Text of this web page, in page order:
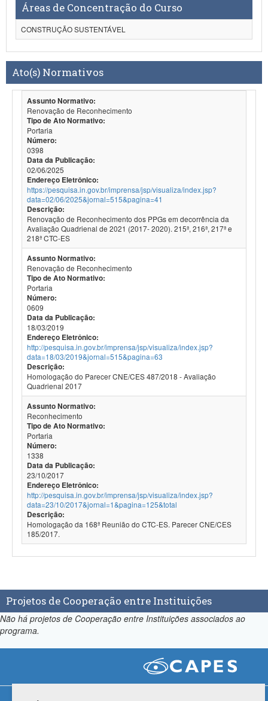
Áreas de Concentração do Curso
CONSTRUÇÃO SUSTENTÁVEL
Ato(s) Normativos
Assunto Normativo:
Renovação de Reconhecimento
Tipo de Ato Normativo:
Portaria
Número:
0398
Data da Publicação:
02/06/2025
Endereço Eletrônico:
https://pesquisa.in.gov.br/imprensa/jsp/visualiza/index.jsp?
data=02/06/2025&jornal=515&pagina=41
Descrição:
Renovação de Reconhecimento dos PPGs em decorrência da
Avaliação Quadrienal de 2021 (2017- 2020). 215ª, 216ª, 217ª e
218ª CTC-ES
Assunto Normativo:
Renovação de Reconhecimento
Tipo de Ato Normativo:
Portaria
Número:
0609
Data da Publicação:
18/03/2019
Endereço Eletrônico:
http://pesquisa.in.gov.br/imprensa/jsp/visualiza/index.jsp?
data=18/03/2019&jornal=515&pagina=63
Descrição:
Homologação do Parecer CNE/CES 487/2018 - Avaliação
Quadrienal 2017
Assunto Normativo:
Reconhecimento
Tipo de Ato Normativo:
Portaria
Número:
1338
Data da Publicação:
23/10/2017
Endereço Eletrônico:
http://pesquisa.in.gov.br/imprensa/jsp/visualiza/index.jsp?
data=23/10/2017&jornal=1&pagina=125&total
Descrição:
Homologação da 168ª Reunião do CTC-ES. Parecer CNE/CES
185/2017.
Projetos de Cooperação entre Instituições
Não há projetos de Cooperação entre Instituições associados ao
programa.